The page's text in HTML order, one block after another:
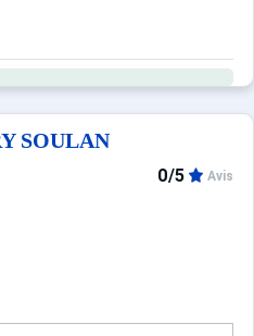
SOULAN
0/5 Avis